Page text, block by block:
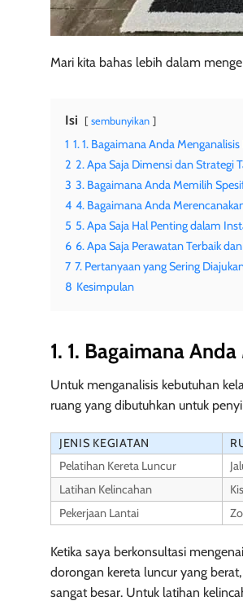
Mari kita bahas lebih dalam
Isi sembunyikan
1 1. 1. Bagaimana Anda
2 2. Apa Saja Dimensi dan Strategi
3 3. Bagaimana Anda Memilih
4 4. Bagaimana Anda
5 5. Apa Saja Hal Penting dalam
6 6. Apa Saja Perawatan Terbaik
7 7. Pertanyaan yang Sering
8 Kesimpulan
1. 1. Bagaimana
Untuk menganalisis kebutuhan
ruang yang dibutuhkan untuk
JENIS KEGIATAN
Pelatihan Kereta Luncur
Latihan Kelincahan
Pekerjaan Lantai
Ketika saya berkonsultasi
dorongan kereta luncur yang
sangat besar. Untuk latihan